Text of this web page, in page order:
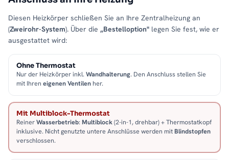
Diesen Heizkörper schließen Sie an Ihre Zentralheizung an
(Zweirohr-System). Über die „Bestelloption" legen Sie fest, wie er
ausgestattet wird:
Ohne Thermostat
Nur der Heizkörper inkl. Wandhalterung. Den Anschluss stellen Sie
mit Ihren eigenen Ventilen her.
Mit Multiblock-Thermostat
ReinerWasserbetrieb: Multiblock(2-in-1, drehbar) + Thermostatkopf
inklusive. Nicht genutzte untere Anschlüsse werden mitBlindstopfen
verschlossen.